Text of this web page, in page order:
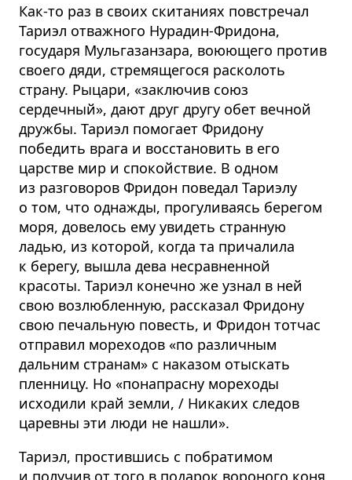
Как-то раз в своих скитаниях повстречал
Тариэл отважного Нурадин-Фридона,
государя Мульгазанзара, воюющего против
своего дяди, стремящегося расколоть
страну. Рыцари, «заключив союз
сердечный», дают друг другу обет вечной
дружбы. Тариэл помогает Фридону
победить врага и восстановить в его
царстве мир и спокойствие. В одном
из разговоров Фридон поведал Тариэлу
о том, что однажды, прогуливаясь берегом
моря, довелось ему увидеть странную
ладью, из которой, когда та причалила
к берегу, вышла дева несравненной
красоты. Тариэл конечно же узнал в ней
свою возлюбленную, рассказал Фридону
свою печальную повесть, и Фридон тотчас
отправил мореходов «по различным
дальним странам» с наказом отыскать
пленницу. Но «понапрасну мореходы
исходили край земли, / Никаких следов
царевны эти люди не нашли».
Тариэл, простившись с побратимом
и получив от того в подарок вороного коня,